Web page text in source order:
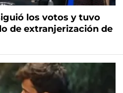
los votos y tuvo
de extranjerización de